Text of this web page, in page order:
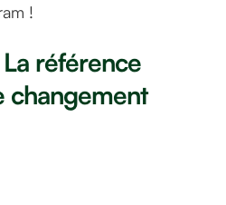
!
référence
changement